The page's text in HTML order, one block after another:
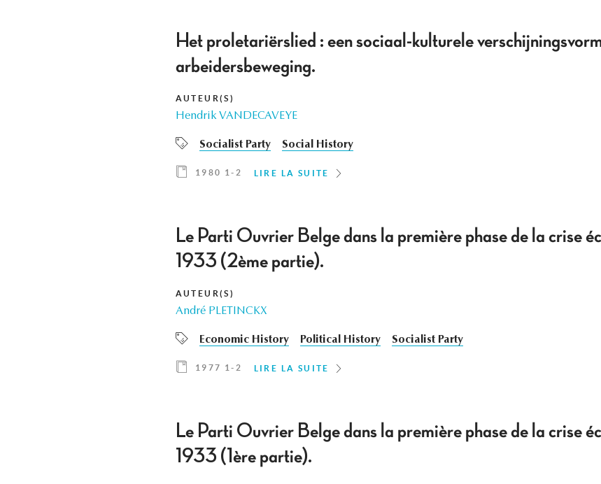
Het proletariërslied : een sociaal-kulturele
arbeidersbeweging.
AUTEUR(S)
Hendrik VANDECAVEYE
Socialist Party Social History
1980 1-2 LIRE LA SUITE
Le Parti Ouvrier Belge dans la première phase de la crise
1933 (2ème partie).
AUTEUR(S)
André PLETINCKX
Economic History Political History Socialist Party
1977 1-2 LIRE LA SUITE
Le Parti Ouvrier Belge dans la première phase de la crise
1933 (1ère partie).